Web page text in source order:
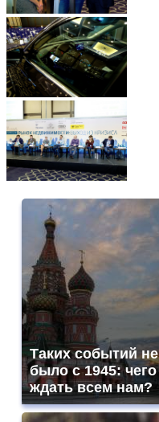
Таких событий не
было с 1945: чего
ждать всем нам?